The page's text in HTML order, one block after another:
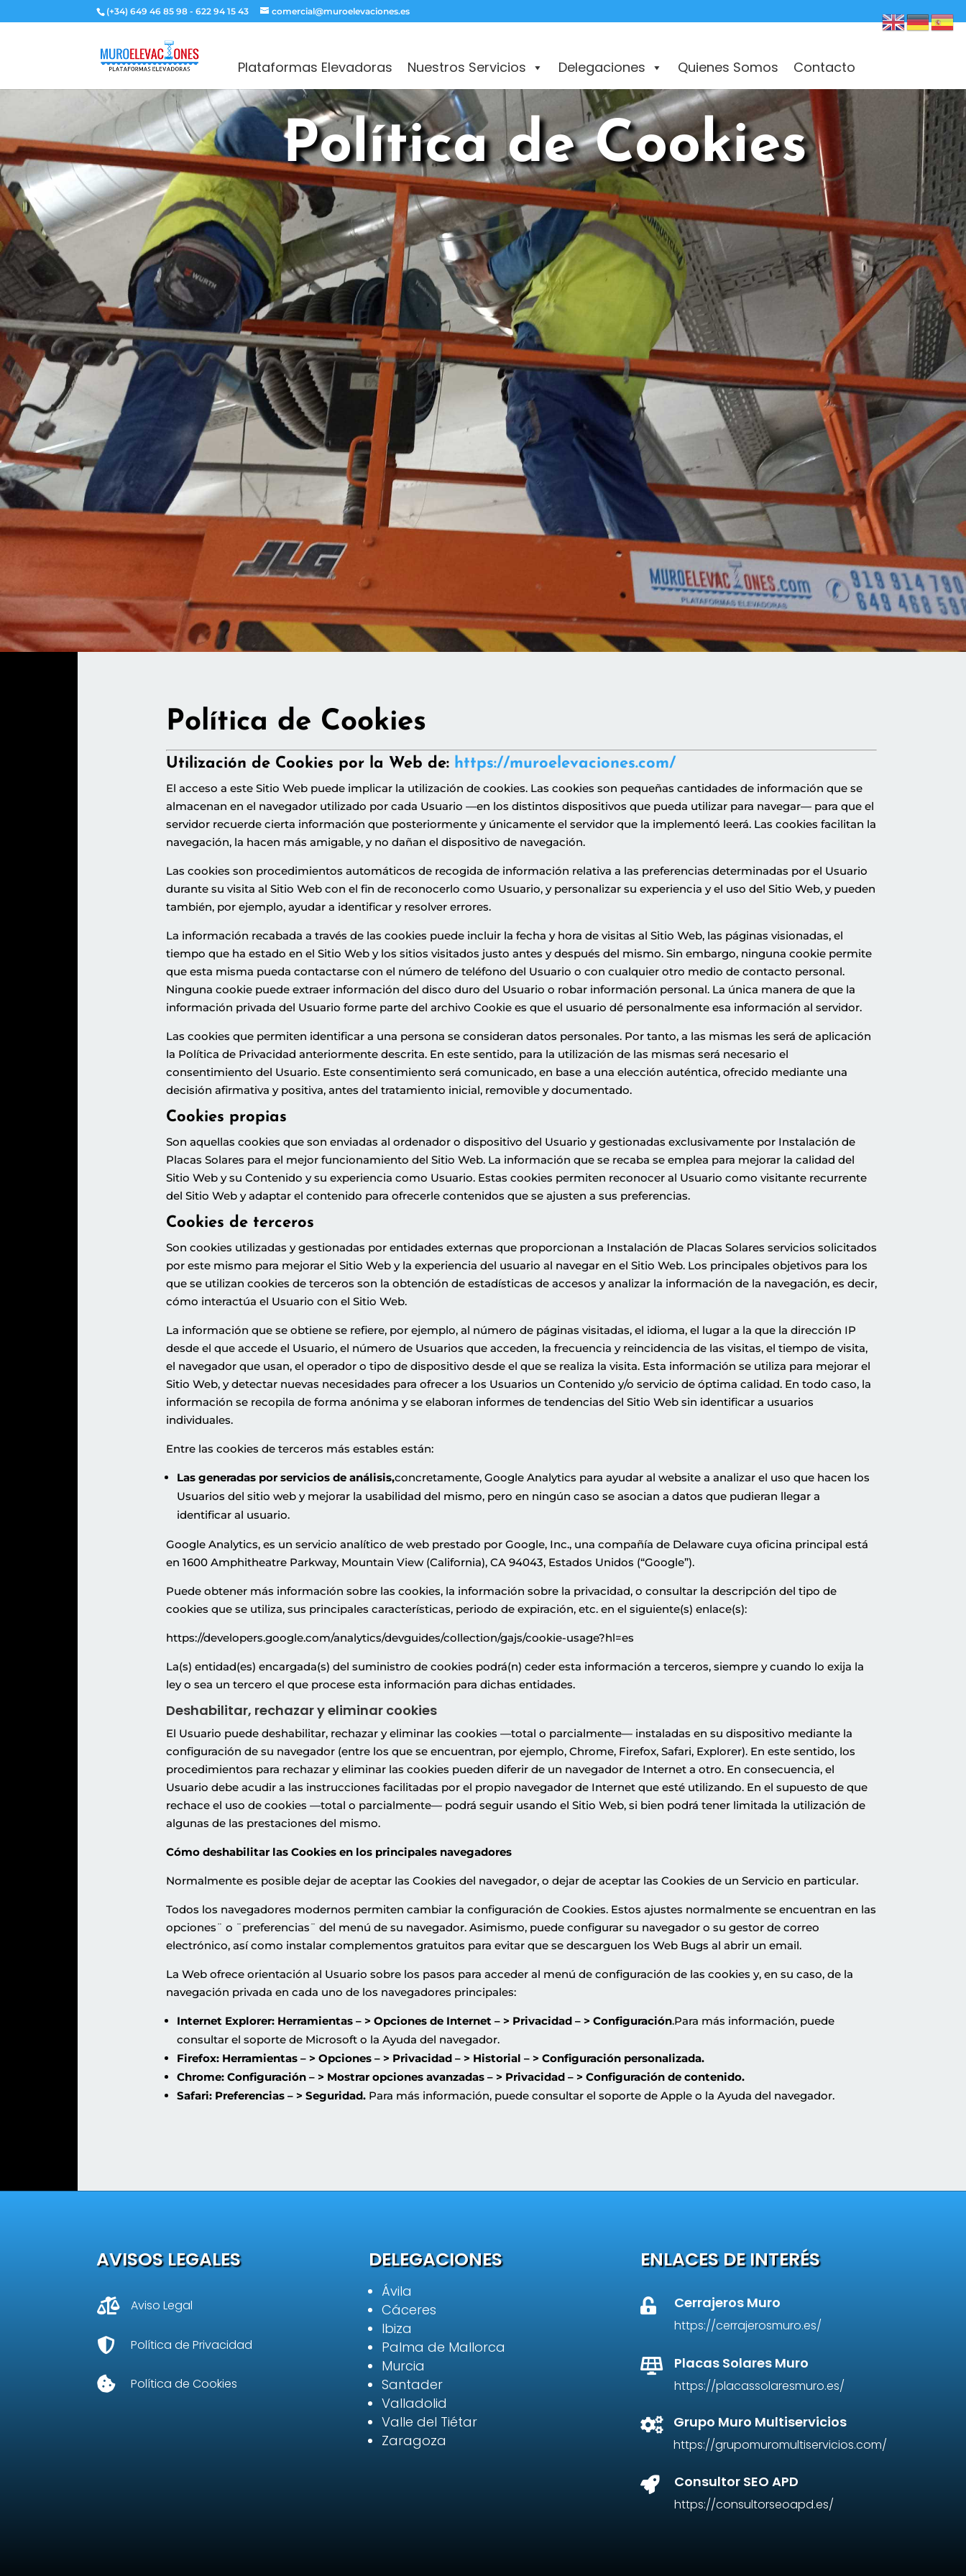
(+34) 649 46 85 98 - 622 94 15 43 comercial@muroelevaciones.es
Plataformas Elevadoras Nuestros Servicios Delegaciones Quienes Somos Contacto
Política de Cookies
Política de Cookies
Utilización de Cookies por la Web de: https://muroelevaciones.com/
El acceso a este Sitio Web puede implicar la utilización de cookies. Las cookies son pequeñas cantidades de información que se
almacenan en el navegador utilizado por cada Usuario —en los distintos dispositivos que pueda utilizar para navegar— para que el
servidor recuerde cierta información que posteriormente y únicamente el servidor que la implementó leerá. Las cookies facilitan la
navegación, la hacen más amigable, y no dañan el dispositivo de navegación.
Las cookies son procedimientos automáticos de recogida de información relativa a las preferencias determinadas por el Usuario
durante su visita al Sitio Web con el fin de reconocerlo como Usuario, y personalizar su experiencia y el uso del Sitio Web, y pueden
también, por ejemplo, ayudar a identificar y resolver errores.
La información recabada a través de las cookies puede incluir la fecha y hora de visitas al Sitio Web, las páginas visionadas, el
tiempo que ha estado en el Sitio Web y los sitios visitados justo antes y después del mismo. Sin embargo, ninguna cookie permite
que esta misma pueda contactarse con el número de teléfono del Usuario o con cualquier otro medio de contacto personal.
Ninguna cookie puede extraer información del disco duro del Usuario o robar información personal. La única manera de que la
información privada del Usuario forme parte del archivo Cookie es que el usuario dé personalmente esa información al servidor.
Las cookies que permiten identificar a una persona se consideran datos personales. Por tanto, a las mismas les será de aplicación
la Política de Privacidad anteriormente descrita. En este sentido, para la utilización de las mismas será necesario el
consentimiento del Usuario. Este consentimiento será comunicado, en base a una elección auténtica, ofrecido mediante una
decisión afirmativa y positiva, antes del tratamiento inicial, removible y documentado.
Cookies propias
Son aquellas cookies que son enviadas al ordenador o dispositivo del Usuario y gestionadas exclusivamente por Instalación de
Placas Solares para el mejor funcionamiento del Sitio Web. La información que se recaba se emplea para mejorar la calidad del
Sitio Web y su Contenido y su experiencia como Usuario. Estas cookies permiten reconocer al Usuario como visitante recurrente
del Sitio Web y adaptar el contenido para ofrecerle contenidos que se ajusten a sus preferencias.
Cookies de terceros
Son cookies utilizadas y gestionadas por entidades externas que proporcionan a Instalación de Placas Solares servicios solicitados
por este mismo para mejorar el Sitio Web y la experiencia del usuario al navegar en el Sitio Web. Los principales objetivos para los
que se utilizan cookies de terceros son la obtención de estadísticas de accesos y analizar la información de la navegación, es decir,
cómo interactúa el Usuario con el Sitio Web.
La información que se obtiene se refiere, por ejemplo, al número de páginas visitadas, el idioma, el lugar a la que la dirección IP
desde el que accede el Usuario, el número de Usuarios que acceden, la frecuencia y reincidencia de las visitas, el tiempo de visita,
el navegador que usan, el operador o tipo de dispositivo desde el que se realiza la visita. Esta información se utiliza para mejorar el
Sitio Web, y detectar nuevas necesidades para ofrecer a los Usuarios un Contenido y/o servicio de óptima calidad. En todo caso, la
información se recopila de forma anónima y se elaboran informes de tendencias del Sitio Web sin identificar a usuarios
individuales.
Entre las cookies de terceros más estables están:
Las generadas por servicios de análisis,concretamente, Google Analytics para ayudar al website a analizar el uso que hacen los
Usuarios del sitio web y mejorar la usabilidad del mismo, pero en ningún caso se asocian a datos que pudieran llegar a
identificar al usuario.
Google Analytics, es un servicio analítico de web prestado por Google, Inc., una compañía de Delaware cuya oficina principal está
en 1600 Amphitheatre Parkway, Mountain View (California), CA 94043, Estados Unidos (“Google”).
Puede obtener más información sobre las cookies, la información sobre la privacidad, o consultar la descripción del tipo de
cookies que se utiliza, sus principales características, periodo de expiración, etc. en el siguiente(s) enlace(s):
https://developers.google.com/analytics/devguides/collection/gajs/cookie-usage?hl=es
La(s) entidad(es) encargada(s) del suministro de cookies podrá(n) ceder esta información a terceros, siempre y cuando lo exija la
ley o sea un tercero el que procese esta información para dichas entidades.
Deshabilitar, rechazar y eliminar cookies
El Usuario puede deshabilitar, rechazar y eliminar las cookies —total o parcialmente— instaladas en su dispositivo mediante la
configuración de su navegador (entre los que se encuentran, por ejemplo, Chrome, Firefox, Safari, Explorer). En este sentido, los
procedimientos para rechazar y eliminar las cookies pueden diferir de un navegador de Internet a otro. En consecuencia, el
Usuario debe acudir a las instrucciones facilitadas por el propio navegador de Internet que esté utilizando. En el supuesto de que
rechace el uso de cookies —total o parcialmente— podrá seguir usando el Sitio Web, si bien podrá tener limitada la utilización de
algunas de las prestaciones del mismo.
Cómo deshabilitar las Cookies en los principales navegadores
Normalmente es posible dejar de aceptar las Cookies del navegador, o dejar de aceptar las Cookies de un Servicio en particular.
Todos los navegadores modernos permiten cambiar la configuración de Cookies. Estos ajustes normalmente se encuentran en las
opciones¨ o ¨preferencias¨ del menú de su navegador. Asimismo, puede configurar su navegador o su gestor de correo
electrónico, así como instalar complementos gratuitos para evitar que se descarguen los Web Bugs al abrir un email.
La Web ofrece orientación al Usuario sobre los pasos para acceder al menú de configuración de las cookies y, en su caso, de la
navegación privada en cada uno de los navegadores principales:
Internet Explorer: Herramientas – > Opciones de Internet – > Privacidad – > Configuración.Para más información, puede
consultar el soporte de Microsoft o la Ayuda del navegador.
Firefox: Herramientas – > Opciones – > Privacidad – > Historial – > Configuración personalizada.
Chrome: Configuración – > Mostrar opciones avanzadas – > Privacidad – > Configuración de contenido.
Safari: Preferencias – > Seguridad. Para más información, puede consultar el soporte de Apple o la Ayuda del navegador.
AVISOS LEGALES
 Aviso Legal
 Política de Privacidad
 Política de Cookies
DELEGACIONES
Ávila
Cáceres
Ibiza
Palma de Mallorca
Murcia
Santader
Valladolid
Valle del Tiétar
Zaragoza
ENLACES DE INTERÉS
 Cerrajeros Muro
https://cerrajerosmuro.es/
 Placas Solares Muro
https://placassolaresmuro.es/
 Grupo Muro Multiservicios
https://grupomuromultiservicios.com/
 Consultor SEO APD
https://consultorseoapd.es/